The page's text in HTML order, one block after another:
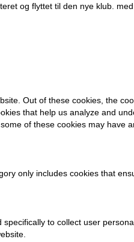
og flyttet til den nye klub.
Out of these cookies, the
that help us analyze and
of these cookies may have
only includes cookies that
to collect user